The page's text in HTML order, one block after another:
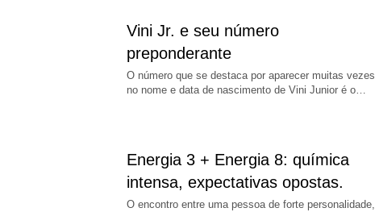
Vini Jr. e seu número
preponderante
O número que se destaca por aparecer muitas vezes
no nome e data de nascimento de Vini Junior é o…
Energia 3 + Energia 8: química
intensa, expectativas opostas.
O encontro entre uma pessoa de forte personalidade,